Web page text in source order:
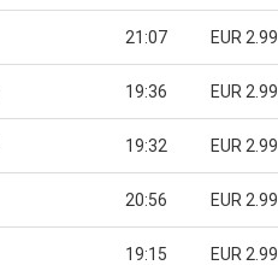
21:07 EUR 2.99
19:36 EUR 2.99
19:32 EUR 2.99
20:56 EUR 2.99
19:15 EUR 2.99